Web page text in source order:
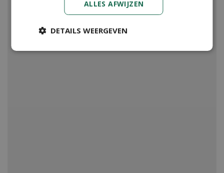
ALLES AFWIJZEN
DETAILS WEERGEVEN